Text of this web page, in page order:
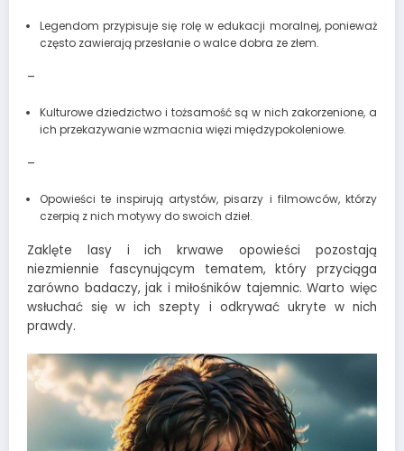
Legendom przypisuje się rolę w edukacji moralnej, ponieważ
często zawierają przesłanie o walce dobra ze złem.
–
Kulturowe dziedzictwo i tożsamość są w nich zakorzenione, a
ich przekazywanie wzmacnia więzi międzypokoleniowe.
–
Opowieści te inspirują artystów, pisarzy i filmowców, którzy
czerpią z nich motywy do swoich dzieł.
Zaklęte lasy i ich krwawe opowieści pozostają
niezmiennie fascynującym tematem, który przyciąga
zarówno badaczy, jak i miłośników tajemnic. Warto więc
wsłuchać się w ich szepty i odkrywać ukryte w nich
prawdy.